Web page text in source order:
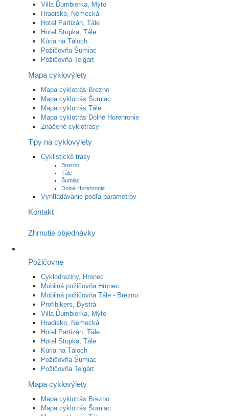
Villa Ďumbierka, Mýto
Hradisko, Nemecká
Hotel Partizán, Tále
Hotel Stupka, Tále
Kúria na Táloch
Požičovňa Šumiac
Požičovňa Telgárt
Mapa cyklovýlety
Mapa cyklotrás Brezno
Mapa cyklotrás Šumiac
Mapa cyklotrás Tále
Mapa cyklotrás Dolné Horehronie
Značené cyklotrasy
Tipy na cyklovýlety
Cyklistické trasy
Brezno
Tále
Šumiac
Dolné Horehronie
Vyhľladávanie podľa parametrov
Kontakt
Zhrnutie objednávky
Požičovne
Cyklodreziny, Hronec
Mobilná požičovňa Hronec
Mobilná požičovňa Tále - Brezno
Profibikers, Bystrá
Villa Ďumbierka, Mýto
Hradisko, Nemecká
Hotel Partizán, Tále
Hotel Stupka, Tále
Kúria na Táloch
Požičovňa Šumiac
Požičovňa Telgárt
Mapa cyklovýlety
Mapa cyklotrás Brezno
Mapa cyklotrás Šumiac